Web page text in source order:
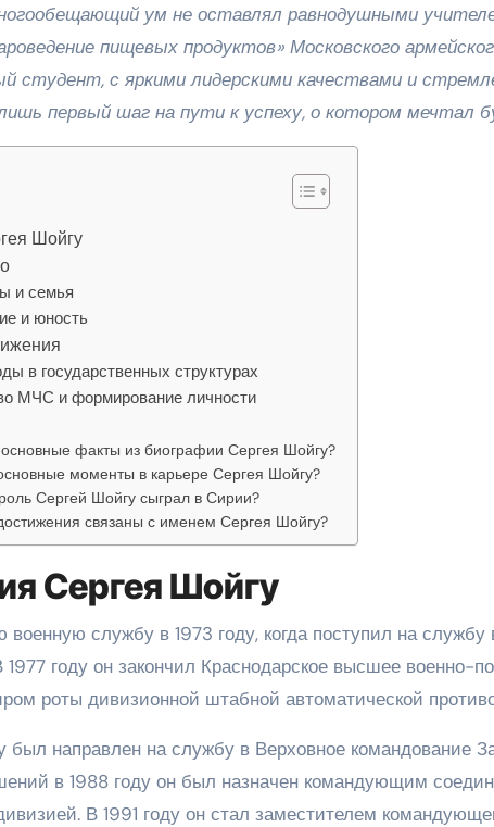
ум не оставлял равнодушными
пищевых продуктов» Московского
студент, с яркими лидерскими качествами и
первый шаг на пути к успеху, о котором мечтал
Шойгу
и семья
и юность
в государственных структурах
МЧС и формирование личности
факты из биографии Сергея Шойгу?
моменты в карьере Сергея Шойгу?
Сергей Шойгу сыграл в Сирии?
связаны с именем Сергея Шойгу?
Сергея Шойгу
службу в 1973 году, когда поступил на службу
1977 году он закончил Краснодарское высшее
роты дивизионной штабной автоматической
был направлен на службу в Верховное командование
в 1988 году он был назначен командующим
В 1991 году он стал заместителем